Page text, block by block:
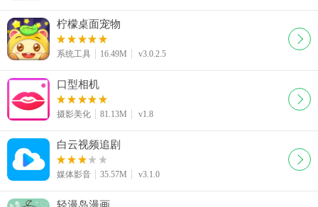
柠檬桌面宠物
系统工具 16.49M v3.0.2.5
口型相机
摄影美化 81.13M v1.8
白云视频追剧
媒体影音 35.57M v3.1.0